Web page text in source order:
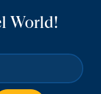
World!